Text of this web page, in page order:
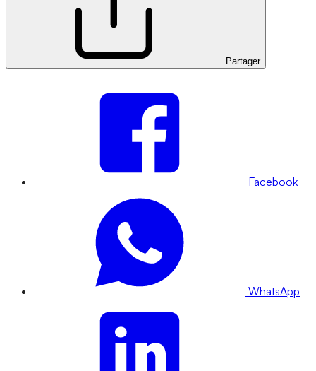
Partager
Facebook
WhatsApp